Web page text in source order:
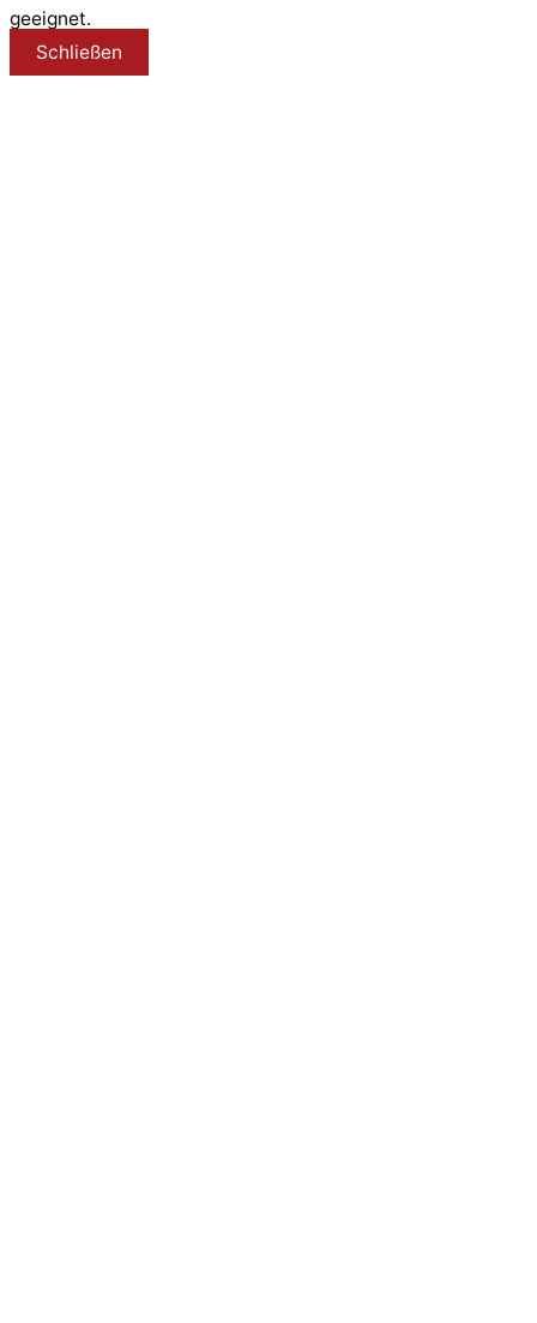
geeignet.
Schließen